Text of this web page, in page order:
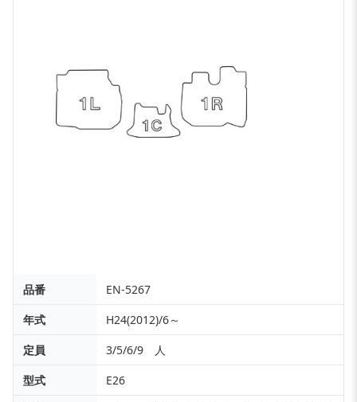
品番
EN-5267
年式
H24(2012)/6～
定員
3/5/6/9 人
型式
E26